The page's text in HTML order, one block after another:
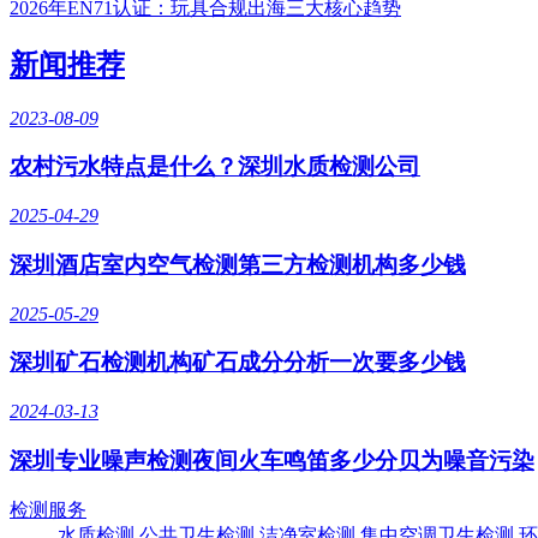
2026年EN71认证：玩具合规出海三大核心趋势
新闻推荐
2023-08-09
农村污水特点是什么？深圳水质检测公司
2025-04-29
深圳酒店室内空气检测第三方检测机构多少钱
2025-05-29
深圳矿石检测机构矿石成分分析一次要多少钱
2024-03-13
深圳专业噪声检测夜间火车鸣笛多少分贝为噪音污染
检测服务